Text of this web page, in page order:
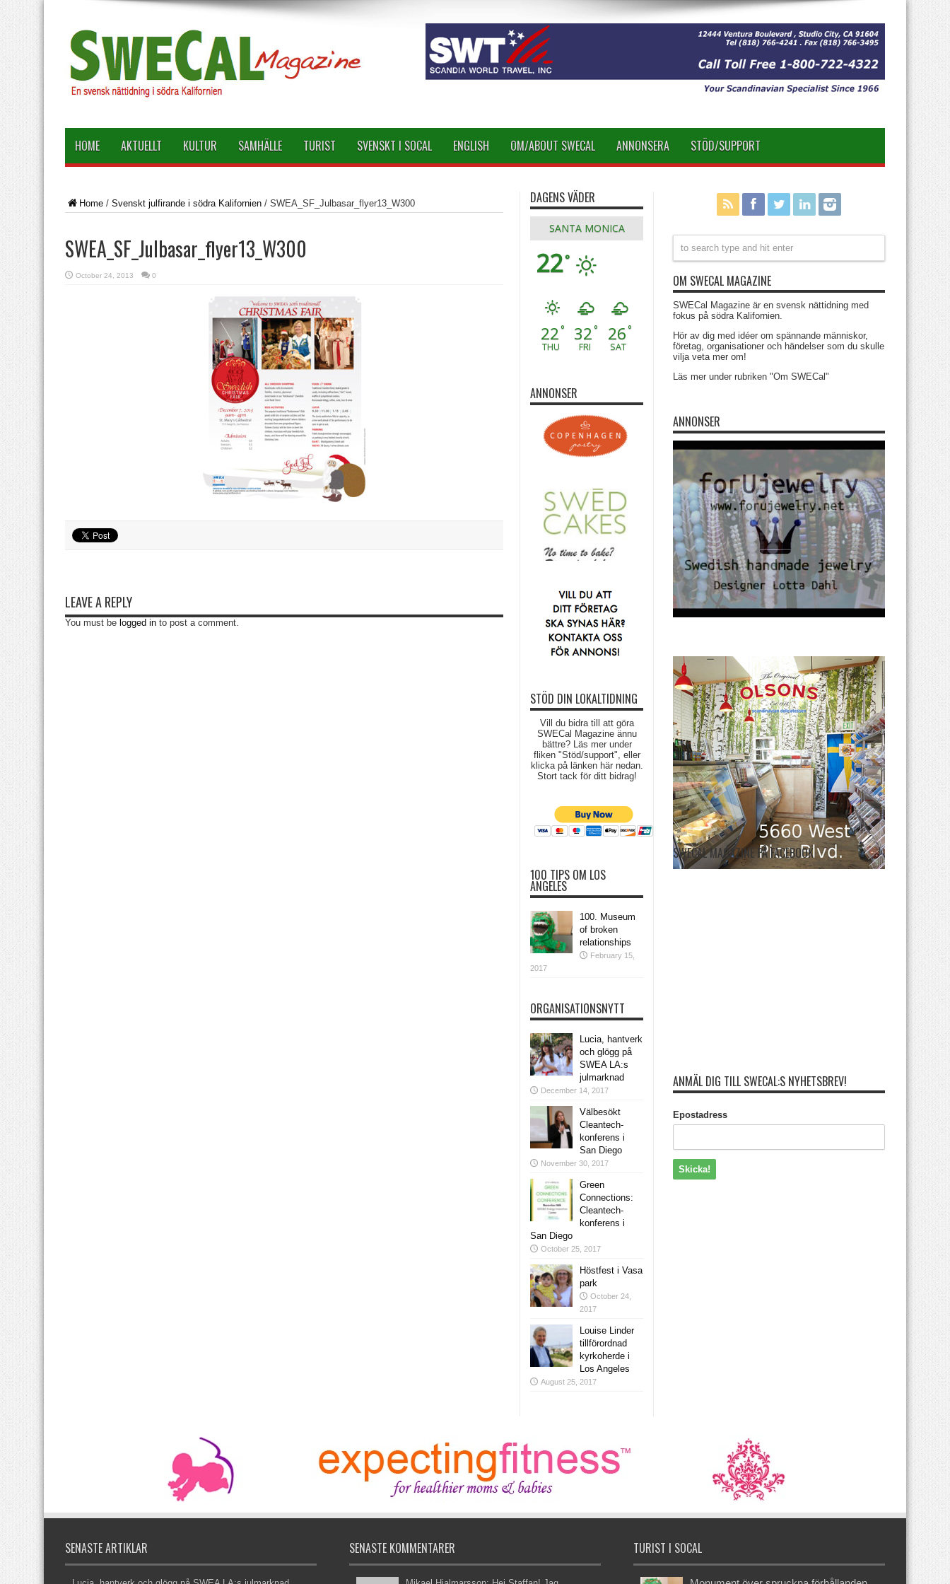
HOME AKTUELLT KULTUR SAMHÄLLE TURIST SVENSKT I SOCAL ENGLISH OM/ABOUT SWECAL ANNONSERA STÖD/SUPPORT
Home / Svenskt julfirande i södra Kalifornien / SWEA_SF_Julbasar_flyer13_W300
SWEA_SF_Julbasar_flyer13_W300
October 24, 2013 0
LEAVE A REPLY
You must be logged in to post a comment.
DAGENS VÄDER
SANTA MONICA
22°
22°
THU
32°
FRI
26°
SAT
ANNONSER
STÖD DIN LOKALTIDNING
Vill du bidra till att göra
SWECal Magazine ännu
bättre? Läs mer under
fliken "Stöd/support", eller
klicka på länken här nedan.
Stort tack för ditt bidrag!
100 TIPS OM LOS
ANGELES
100. Museum
of broken
relationships
February 15,
2017
ORGANISATIONSNYTT
Lucia, hantverk
och glögg på
SWEA LA:s
julmarknad
December 14, 2017
Välbesökt
Cleantech-
konferens i
San Diego
November 30, 2017
Green
Connections:
Cleantech-
konferens i
San Diego
October 25, 2017
Höstfest i Vasa
park
October 24,
2017
Louise Linder
tillförordnad
kyrkoherde i
Los Angeles
August 25, 2017
OM SWECAL MAGAZINE
SWECal Magazine är en svensk nättidning med
fokus på södra Kalifornien.
Hör av dig med idéer om spännande människor,
företag, organisationer och händelser som du skulle
vilja veta mer om!
Läs mer under rubriken "Om SWECal"
ANNONSER
SWECAL MAGAZINE PÅ FACEBOOK
ANMÄL DIG TILL SWECAL:S NYHETSBREV!
Epostadress
SENASTE ARTIKLAR SENASTE KOMMENTARER TURIST I SOCAL